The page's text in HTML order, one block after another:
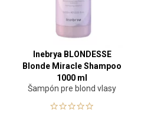
Inebrya BLONDESSE
Blonde Miracle Shampoo
1000 ml
Šampón pre blond vlasy